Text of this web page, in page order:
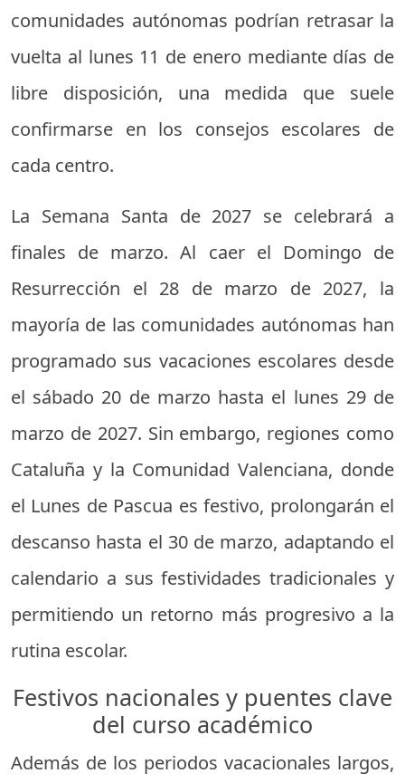
comunidades autónomas podrían retrasar la
vuelta al lunes 11 de enero mediante días de
libre disposición, una medida que suele
confirmarse en los consejos escolares de
cada centro.
La Semana Santa de 2027 se celebrará a
finales de marzo. Al caer el Domingo de
Resurrección el 28 de marzo de 2027, la
mayoría de las comunidades autónomas han
programado sus vacaciones escolares desde
el sábado 20 de marzo hasta el lunes 29 de
marzo de 2027. Sin embargo, regiones como
Cataluña y la Comunidad Valenciana, donde
el Lunes de Pascua es festivo, prolongarán el
descanso hasta el 30 de marzo, adaptando el
calendario a sus festividades tradicionales y
permitiendo un retorno más progresivo a la
rutina escolar.
Festivos nacionales y puentes clave
del curso académico
Además de los periodos vacacionales largos,